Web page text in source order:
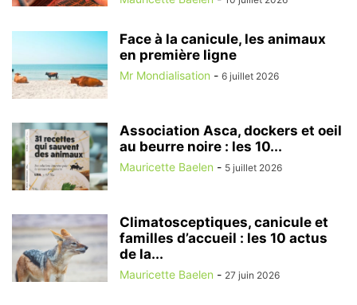
Face à la canicule, les animaux
en première ligne
Mr Mondialisation - 6 juillet 2026
Association Asca, dockers et oeil
au beurre noire : les 10...
Mauricette Baelen - 5 juillet 2026
Climatosceptiques, canicule et
familles d’accueil : les 10 actus
de la...
Mauricette Baelen - 27 juin 2026